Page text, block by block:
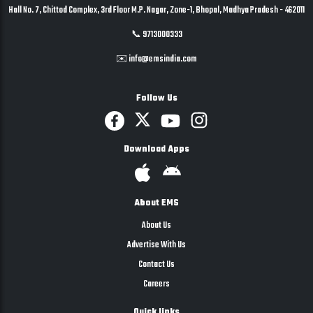
Hall No. 7, Chittod Complex, 3rd Floor M.P. Nagar, Zone-1, Bhopal, Madhya Pradesh - 462011
📞 9713000333
✉️ info@emsindia.com
Follow Us
Download Apps
About EMS
About Us
Advertise With Us
Contact Us
Careers